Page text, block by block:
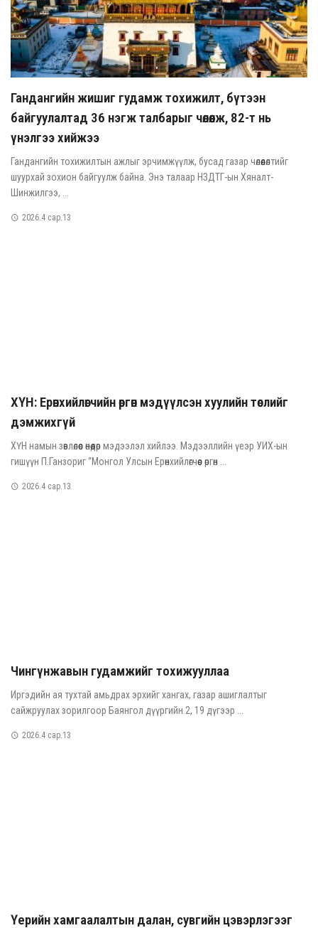
Гандангийн жишиг гудамж тохижилт, бүтээн
байгуулалтад 36 нэгж талбарыг чөлөөлж, 82-т нь
үнэлгээ хийжээ
Гандангийн тохижилтын ажлыг эрчимжүүлж, бусад газар чөлөөлөлтийг
шуурхай зохион байгуулж байна. Энэ талаар НЗДТГ-ын Хяналт-
Шинжилгээ, ...
2026.4 сар.13
ХҮН: Ерөнхийлөгчийн өргөн мэдүүлсэн хуулийн төслийг
дэмжихгүй
ХҮН намын зөвлөлөөс өнөөдөр мэдээлэл хийлээ. Мэдээллийн үеэр УИХ-ын
гишүүн П.Ганзориг “Монгол Улсын Ерөнхийлөгчөөс өргөн ...
2026.4 сар.13
Чингүнжавын гудамжийг тохижууллаа
Иргэдийн ая тухтай амьдрах эрхийг хангах, газар ашиглалтыг
сайжруулах зорилгоор Баянгол дүүргийн 2, 19 дүгээр ...
2026.4 сар.13
Үерийн хамгаалалтын далан, сувгийн цэвэрлэгээг